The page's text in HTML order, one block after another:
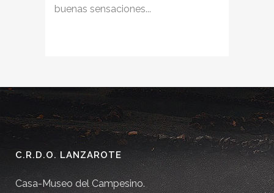
buenas sensaciones...
C.R.D.O. LANZAROTE
Casa-Museo del Campesino.